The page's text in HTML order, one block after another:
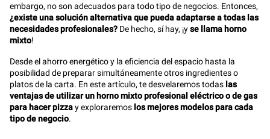
embargo, no son adecuados para todo tipo de negocios. Entonces,
¿existe una solución alternativa que pueda adaptarse a todas las
necesidades profesionales? De hecho, sí hay, ¡yse llama horno
mixto!
Desde el ahorro energético y la eficiencia del espacio hasta la
posibilidad de preparar simultáneamente otros ingredientes o
platos de la carta. En este artículo, te desvelaremos todas las
ventajas de utilizar un horno mixto profesional eléctrico o de gas
para hacer pizzay exploraremos los mejores modelos para cada
tipo de negocio.